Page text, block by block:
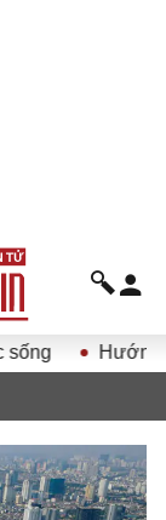
Hướng tới Đại